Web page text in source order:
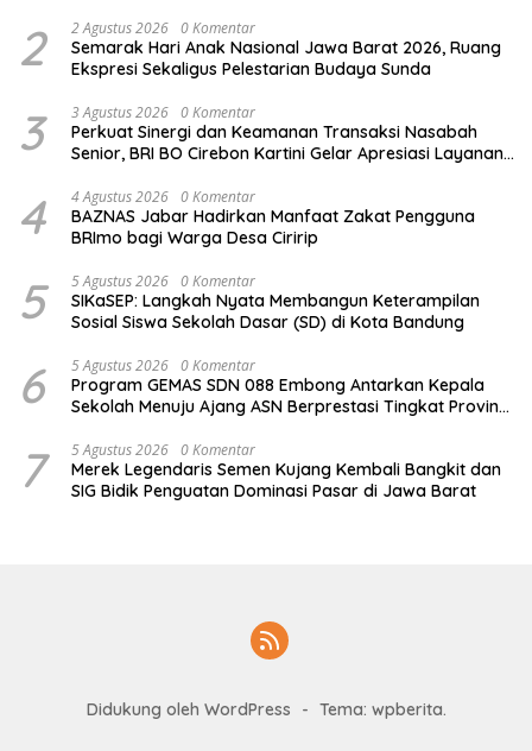
2 2 Agustus 2026 0 Komentar
Semarak Hari Anak Nasional Jawa Barat 2026, Ruang
Ekspresi Sekaligus Pelestarian Budaya Sunda
3 3 Agustus 2026 0 Komentar
Perkuat Sinergi dan Keamanan Transaksi Nasabah
Senior, BRI BO Cirebon Kartini Gelar Apresiasi Layanan
4 4 Agustus 2026 0 Komentar
BAZNAS Jabar Hadirkan Manfaat Zakat Pengguna
BRImo bagi Warga Desa Ciririp
5 5 Agustus 2026 0 Komentar
SIKaSEP: Langkah Nyata Membangun Keterampilan
Sosial Siswa Sekolah Dasar (SD) di Kota Bandung
6 5 Agustus 2026 0 Komentar
Program GEMAS SDN 088 Embong Antarkan Kepala
Sekolah Menuju Ajang ASN Berprestasi Tingkat Provinsi
7 5 Agustus 2026 0 Komentar
Merek Legendaris Semen Kujang Kembali Bangkit dan
SIG Bidik Penguatan Dominasi Pasar di Jawa Barat
Didukung oleh WordPress - Tema: wpberita.